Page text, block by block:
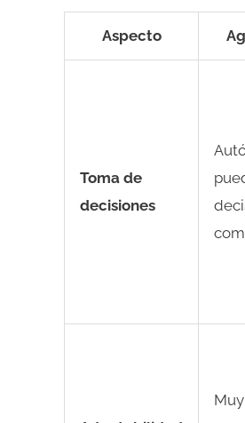
Aspecto
Toma de
decisiones